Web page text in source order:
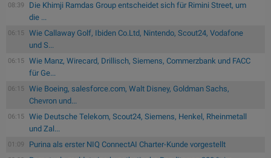
08:39
Die Khimji Ramdas Group entscheidet sich für Rimini Street, um
die ...
06:15
Wie Callaway Golf, Ibiden Co.Ltd, Nintendo, Scout24, Vodafone
und S...
06:15
Wie Manz, Wirecard, Drillisch, Siemens, Commerzbank und FACC
für Ge...
06:15
Wie Boeing, salesforce.com, Walt Disney, Goldman Sachs,
Chevron und...
06:15
Wie Deutsche Telekom, Scout24, Siemens, Henkel, Rheinmetall
und Zal...
01:09 Purina als erster NIQ ConnectAI Charter-Kunde vorgestellt